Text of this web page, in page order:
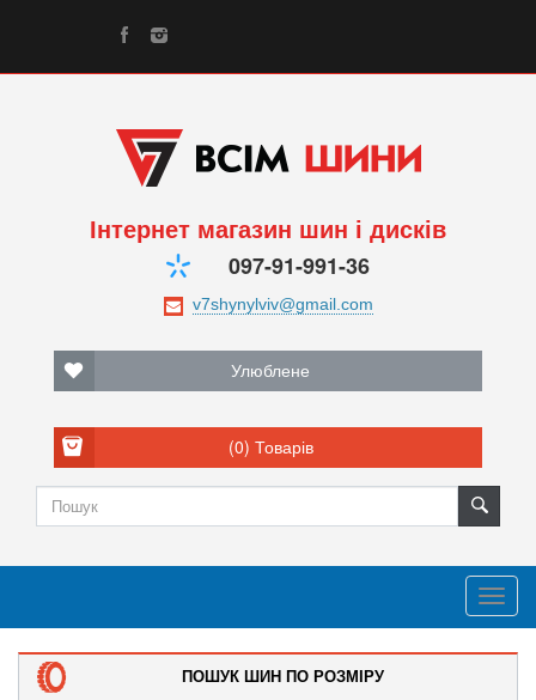
Інтернет магазин шин і дисків
097-91-991-36
Улюблене
(0) Товарів
ПОШУК ШИН ПО РОЗМІРУ